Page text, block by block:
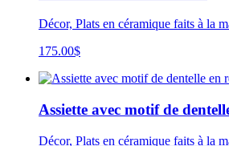
Décor, Plats en céramique faits à la
175.00$
Assiette avec motif de
Décor, Plats en céramique faits à la